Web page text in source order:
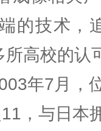
的技术，
所高校的认
年7月，
，与日本